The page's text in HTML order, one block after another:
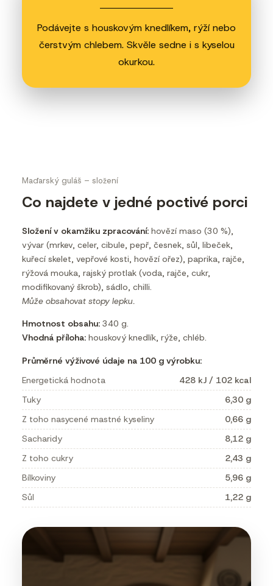
Podávejte s houskovým knedlíkem, rýží nebo
čerstvým chlebem. Skvěle sedne i s kyselou
okurkou.
Maďarský guláš – složení
Co najdete v jedné poctivé porci
Složení v okamžiku zpracování: hovězí maso (30 %),
vývar (mrkev, celer, cibule, pepř, česnek, sůl, libeček,
kuřecí skelet, vepřové kosti, hovězí ořez), paprika, rajče,
rýžová mouka, rajský protlak (voda, rajče, cukr,
modifikovaný škrob), sádlo, chilli.
Může obsahovat stopy lepku.
Hmotnost obsahu: 340 g.
Vhodná příloha: houskový knedlík, rýže, chléb.
Průměrné výživové údaje na 100 g výrobku:
Energetická hodnota
428 kJ / 102 kcal
Tuky
6,30 g
Z toho nasycené mastné kyseliny
0,66 g
Sacharidy
8,12 g
Z toho cukry
2,43 g
Bílkoviny
5,96 g
Sůl
1,22 g